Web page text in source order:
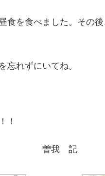
を食べました。その
れずにいてね。
！